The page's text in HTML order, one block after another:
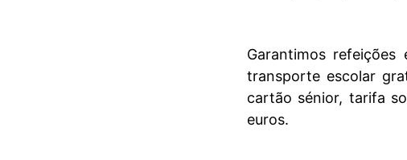
Garantimos refeições
transporte escolar
cartão sénior, tarifa
euros.